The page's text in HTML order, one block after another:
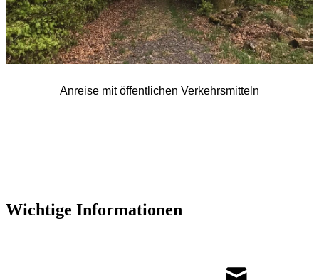
Anreise mit öffentlichen Verkehrsmitteln
Wichtige Informationen